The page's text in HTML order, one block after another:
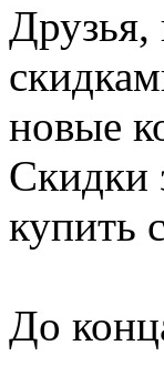
новые
Скидки
купить
До